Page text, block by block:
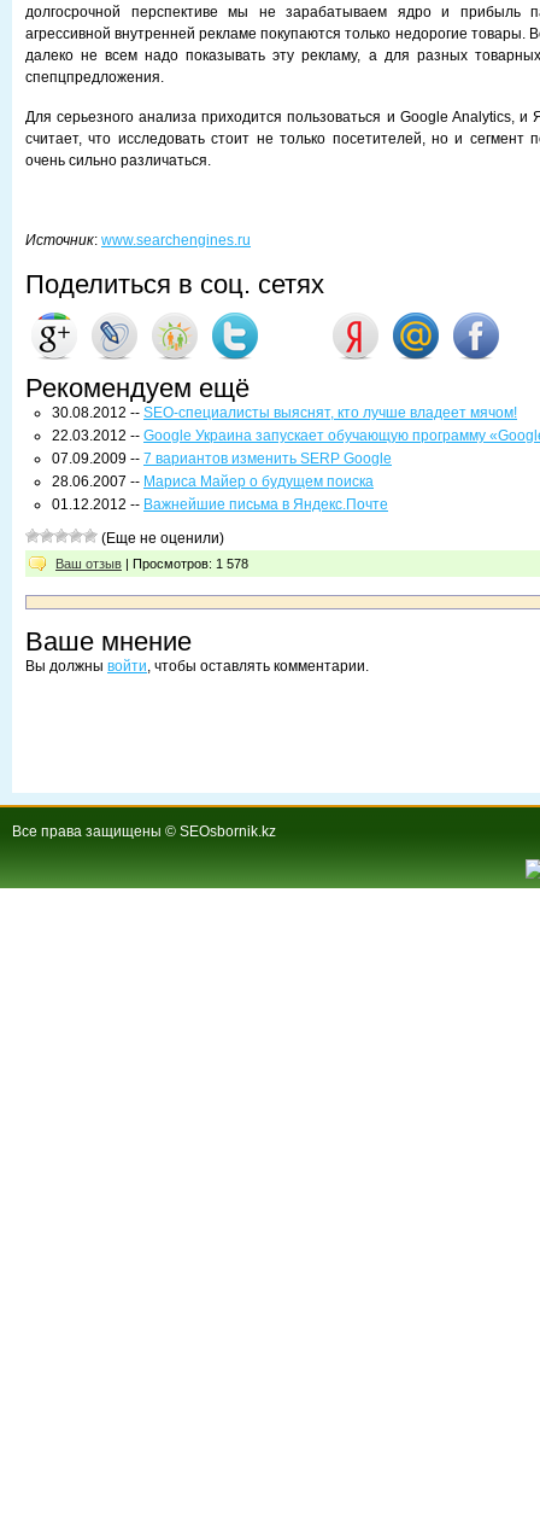
долгосрочной перспективе мы не зарабатываем ядро и прибыль
агрессивной внутренней рекламе покупаются только недорогие товары.
далеко не всем надо показывать эту рекламу, а для разных
спепцпредложения.
Для серьезного анализа приходится пользоваться и Google Analytics, и
считает, что исследовать стоит не только посетителей, но и сегмент
очень сильно различаться.
Источник: www.searchengines.ru
Поделиться в соц. сетях
Рекомендуем ещё
30.08.2012 -- SEO-специалисты выяснят, кто лучше владеет мячом!
22.03.2012 -- Google Украина запускает обучающую программу
07.09.2009 -- 7 вариантов изменить SERP Google
28.06.2007 -- Мариса Майер о будущем поиска
01.12.2012 -- Важнейшие письма в Яндекс.Почте
(Еще не оценили)
Ваш отзыв | Просмотров: 1 578
Ваше мнение
Вы должны войти, чтобы оставлять комментарии.
Все права защищены © SEOsbornik.kz